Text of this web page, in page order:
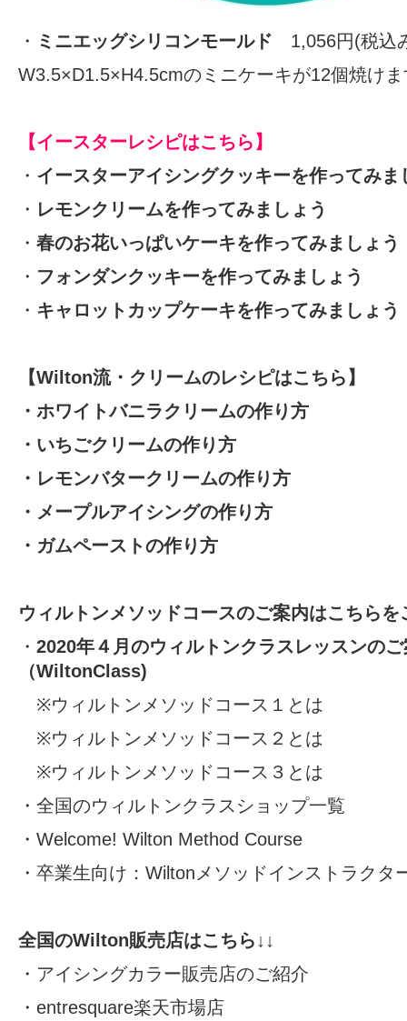
・ ミニエッグシリコンモールド 1,056円(税込
W3.5×D1.5×H4.5cmのミニケーキが12個焼け
【イースターレシピはこちら】
・ イースターアイシングクッキーを作ってみま
・ レモンクリームを作ってみましょう
・ 春のお花いっぱいケーキを作ってみましょう
・ フォンダンクッキーを作ってみましょう
・ キャロットカップケーキを作ってみましょう
【Wilton流・クリームのレシピはこちら】
・ ホワイトバニラクリームの作り方
・ いちごクリームの作り方
・ レモンバタークリームの作り方
・ メープルアイシングの作り方
・ ガムペーストの作り方
ウィルトンメソッドコースのご案内はこちらを
・ 2020年４月のウィルトンクラスレッスンの
（WiltonClass)
※ウィルトンメソッドコース１とは
※ウィルトンメソッドコース２とは
※ウィルトンメソッドコース３とは
・ 全国のウィルトンクラスショップ一覧
・ Welcome! Wilton Method Course
・卒業生向け： Wiltonメソッドインストラクタ
全国のWilton販売店はこちら↓↓
・ アイシングカラー販売店のご紹介
・ entresquare楽天市場店